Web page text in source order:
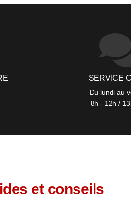
SERVICE
Du lundi au
8h - 12h /
et conseils